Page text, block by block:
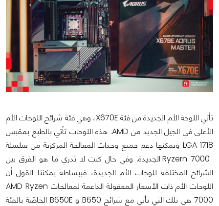
تأتي اللوحة الأم الجديدة من فئة X670E، وهي فئة شرائح اللوحات الأم
الأعلى في الجيل الجديد من AMD. هذه اللوحات تأتي بالطبع بمقبس
LGA 1718 ويمكنها دعم جميع وحدات المعالجة المركزية من سلسلة
Ryzern 7000 الجديدة. وفي حال كنت لا تدري ما هو الفرق بين
الشرائح المختلفة للوحات الأم الجديدة، فببساطة يمكننا القول أن
اللوحات الأم ذات الأسعار المعقولة الداعمة لمعالجات AMD Ryzen
7000 هي تلك التي تأتي مع شرائح B650 و B650E الخاصّة بالفئة